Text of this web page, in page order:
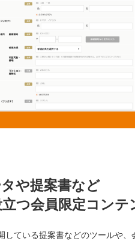
や提案書など
つ会員限定コンテ
している提案書などのツールや、